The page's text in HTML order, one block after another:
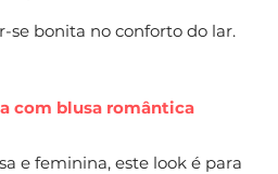
se bonita no conforto do lar.
com blusa romântica
e feminina, este look é para